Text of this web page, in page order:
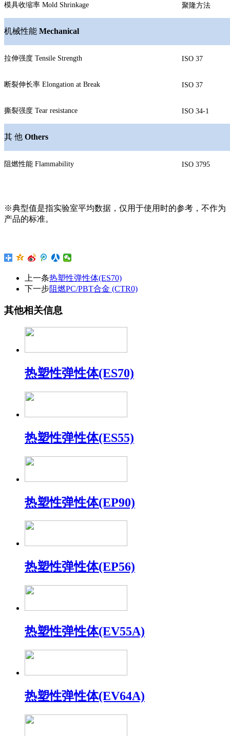
模具收缩率 Mold Shrinkage 聚隆方法
机械性能 Mechanical
拉伸强度 Tensile Strength ISO 37
断裂伸长率 Elongation at Break ISO 37
撕裂强度 Tear resistance ISO 34-1
其 他 Others
阻燃性能 Flammability ISO 3795
※典型值是指实验室平均数据，仅用于使用时的参考，不作为
产品的标准。
上一条热塑性弹性体(ES70)
下一步阻燃PC/PBT合金 (CTR0)
其他相关信息
热塑性弹性体(ES70)
热塑性弹性体(ES55)
热塑性弹性体(EP90)
热塑性弹性体(EP56)
热塑性弹性体(EV55A)
热塑性弹性体(EV64A)